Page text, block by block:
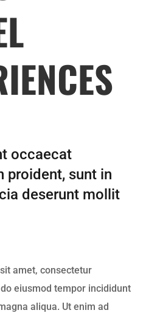
occaecat
proident, sunt in
deserunt mollit
amet, consectetur
eiusmod tempor incididunt
aliqua. Ut enim ad